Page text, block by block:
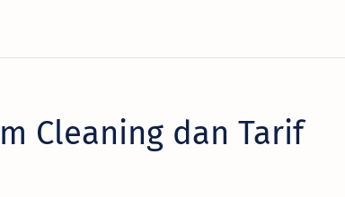
Cleaning dan Tarif